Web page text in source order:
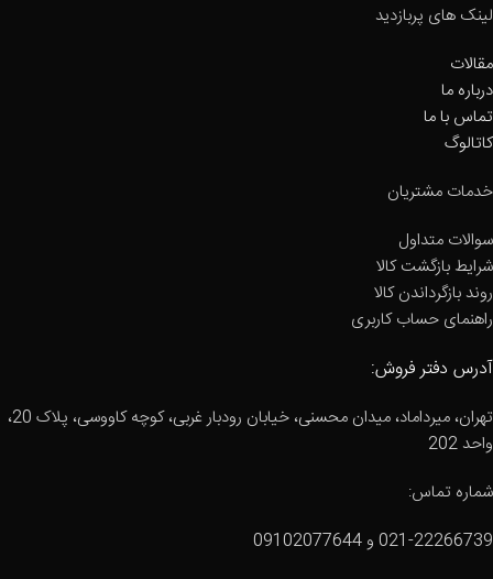
لینک های پربازدید
مقالات
درباره ما
تماس با ما
کاتالوگ
خدمات مشتریان
سوالات متداول
شرایط بازگشت کالا
روند بازگرداندن کالا
راهنمای حساب کاربری
آدرس دفتر فروش:
تهران، میرداماد، میدان محسنی، خیابان رودبار غربی، کوچه کاووسی، پلاک 20،
واحد 202
شماره تماس:
021-22266739 و 09102077644